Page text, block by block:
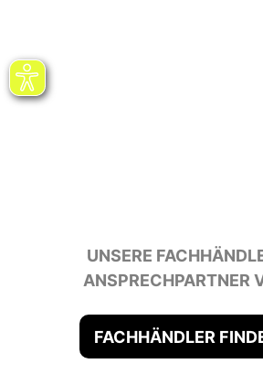
UNSERE
ANSPRECHPARTNER
FACHHÄNDLER